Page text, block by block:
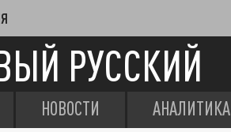
РУССКИЙ
НОВОСТИ АНАЛИТИКА